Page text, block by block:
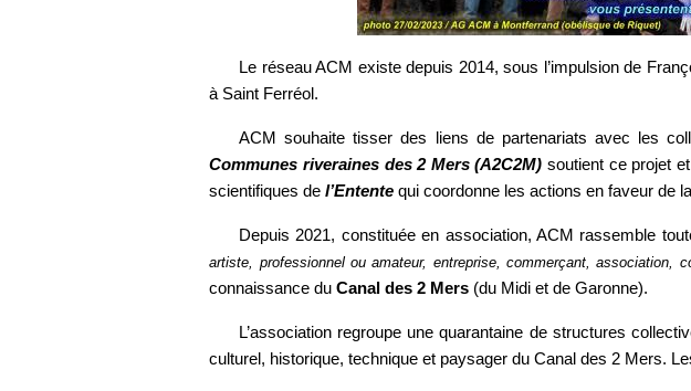
Le réseau ACM existe depuis 2014, sous l’impulsion de
à Saint Ferréol.
ACM souhaite tisser des liens de partenariats avec les
Communes riveraines des 2 Mers (A2C2M) soutient ce projet
scientifiques del’Entente qui coordonne les actions en faveur de
Depuis 2021, constituée en association, ACM rassemble
artiste, professionnel ou amateur, entreprise, commerçant,
connaissance duCanal des 2 Mers (du Midi et de Garonne).
L’association regroupe une quarantaine de structures
culturel, historique, technique et paysager du Canal des 2 Mers.